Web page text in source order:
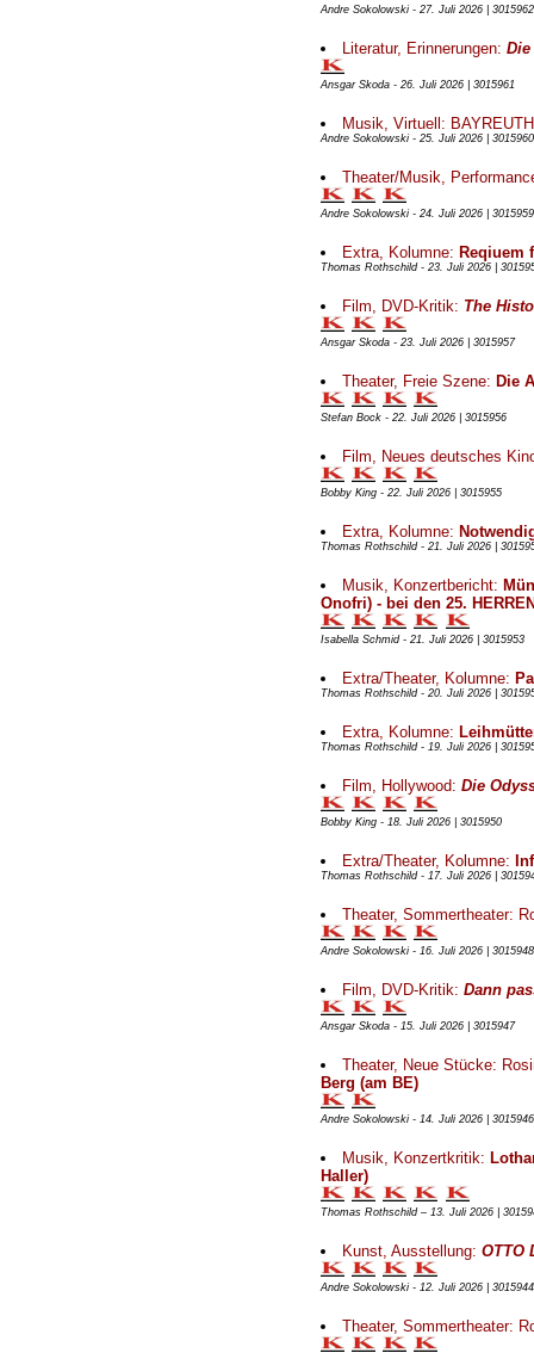
Andre Sokolowski - 27. Juli 2026 | 3015962
Literatur, Erinnerungen:
Ansgar Skoda - 26. Juli 2026 | 3015961
Musik, Virtuell:
Andre Sokolowski - 25. Juli 2026 | 3015960
Theater/Musik,
Andre Sokolowski - 24. Juli 2026 | 3015959
Extra, Kolumne: Reqiuem
Thomas Rothschild - 23. Juli 2026 |
Film, DVD-Kritik: The
Ansgar Skoda - 23. Juli 2026 | 3015957
Theater, Freie Szene: Die
Stefan Bock - 22. Juli 2026 | 3015956
Film, Neues deutsches
Bobby King - 22. Juli 2026 | 3015955
Extra, Kolumne:
Thomas Rothschild - 21. Juli 2026 |
Musik, Konzertbericht:
Onofri) - bei den 25.
Isabella Schmid - 21. Juli 2026 | 3015953
Extra/Theater, Kolumne:
Thomas Rothschild - 20. Juli 2026 |
Extra, Kolumne:
Thomas Rothschild - 19. Juli 2026 |
Film, Hollywood: Die
Bobby King - 18. Juli 2026 | 3015950
Extra/Theater, Kolumne:
Thomas Rothschild - 17. Juli 2026 |
Theater, Sommertheater:
Andre Sokolowski - 16. Juli 2026 | 3015948
Film, DVD-Kritik: Dann
Ansgar Skoda - 15. Juli 2026 | 3015947
Theater, Neue Stücke:
Berg (am BE)
Andre Sokolowski - 14. Juli 2026 | 3015946
Musik, Konzertkritik:
Haller)
Thomas Rothschild – 13. Juli 2026 |
Kunst, Ausstellung: OTTO
Andre Sokolowski - 12. Juli 2026 | 3015944
Theater, Sommertheater: